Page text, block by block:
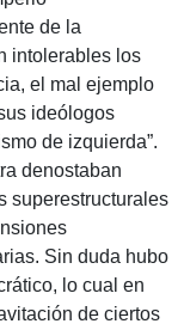
de la
intolerables los
el mal ejemplo
ideólogos
de izquierda”.
denostaban
superestructurales
Sin duda hubo
lo cual en
de ciertos